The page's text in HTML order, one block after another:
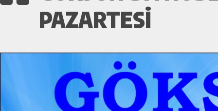
PAZARTESI